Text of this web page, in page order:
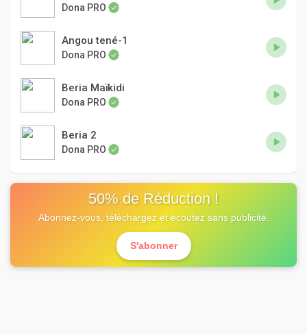
Dona PRO
Angou tené-1
Dona PRO
Beria Maïkidi
Dona PRO
Beria 2
Dona PRO
50% de Réduction !
Abonnez-vous, téléchargez et écoutez sans publicité.
S'abonner